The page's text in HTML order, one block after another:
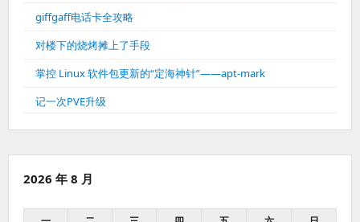
giffgaff电话卡全攻略
对楼下的烧烤摊上了手段
掌控 Linux 软件包更新的“定海神针”——apt-mark
记一次PVE升级
2026 年 8 月